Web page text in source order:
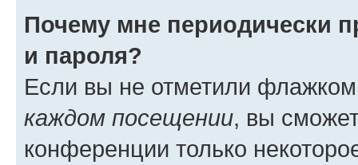
Почему мне периодически
и пароля?
Если вы не отметили
каждом посещении, вы
конференции только